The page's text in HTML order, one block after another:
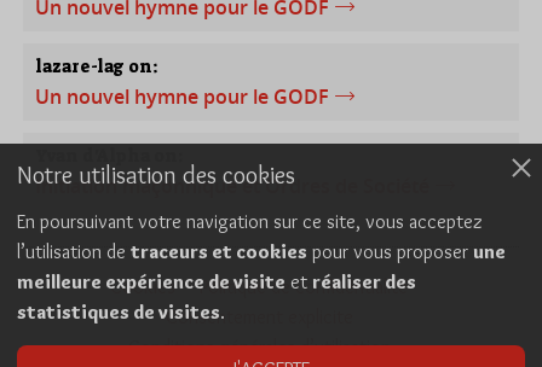
Un nouvel hymne pour le GODF
lazare-lag on:
Un nouvel hymne pour le GODF
Initiation maçonnique et Ordres de Société
Cookies
Politique de confidentialité
Consentement explicite
Conditions générales d’utilisation
Notre utilisation des cookies
En poursuivant votre navigation sur ce site, vous acceptez
l’utilisation de traceurs et cookies pour vous proposer une
meilleure expérience de visite et réaliser des
statistiques de visites.